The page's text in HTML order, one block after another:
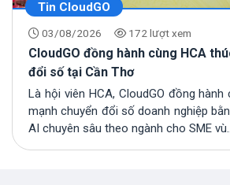
Tin CloudGO
03/08/2026 172 lượt xem
CloudGO đồng hành cùng HCA
đổi số tại Cần Thơ
Là hội viên HCA, CloudGO đồng
mạnh chuyển đổi số doanh nghiệp
AI chuyên sâu theo ngành cho SME